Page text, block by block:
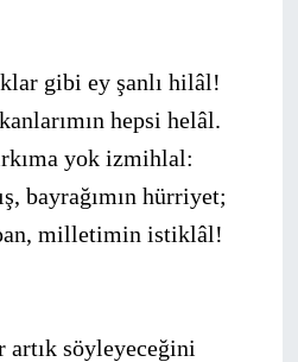
gibi ey şanlı hilâl!
hepsi helâl.
yok izmihlal:
bayrağımın hürriyet;
milletimin istiklâl!
artık söyleyeceğini